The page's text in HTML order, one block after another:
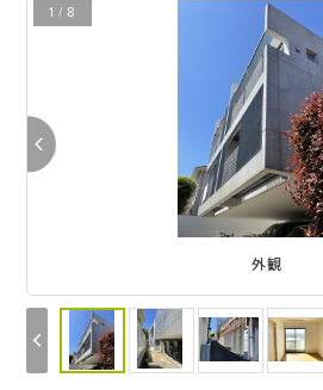
外観
1 /8